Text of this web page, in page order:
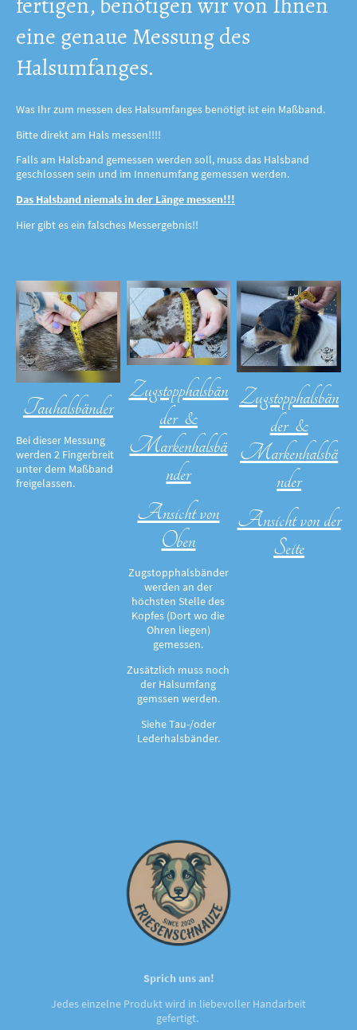
eine genaue Messung des
Halsumfanges.
Was Ihr zum messen des Halsumfanges benötigt ist ein Maßband.
Bitte direkt am Hals messen!!!!
Falls am Halsband gemessen werden soll, muss das Halsband
geschlossen sein und im Innenumfang gemessen werden.
Das Halsband niemals in der Länge messen!!!
Hier gibt es ein falsches Messergebnis!!
Tauhalsbänder
Bei dieser Messung
werden 2 Fingerbreit
unter dem Maßband
freigelassen.
Zugstopphalsbän
der &
Markenhalsbä
nder
Ansicht von
Oben
Zugstopphalsbänder
werden an der
höchsten Stelle des
Kopfes (Dort wo die
Ohren liegen)
gemessen.
Zusätzlich muss noch
der Halsumfang
gemssen werden.
Siehe Tau-/oder
Lederhalsbänder.
Zugstopphalsbän
der &
Markenhalsbä
nder
Ansicht von der
Seite
Sprich uns an!
Jedes einzelne Produkt wird in liebevoller Handarbeit
gefertigt.